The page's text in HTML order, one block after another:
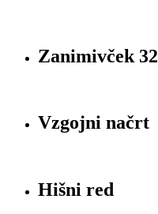
Zanimivček 32
Vzgojni načrt
Hišni red